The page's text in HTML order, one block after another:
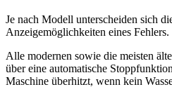
Je nach Modell unterscheiden sich
Anzeigemöglichkeiten eines Fehlers.
Alle modernen sowie die meisten
über eine automatische
Maschine überhitzt, wenn kein